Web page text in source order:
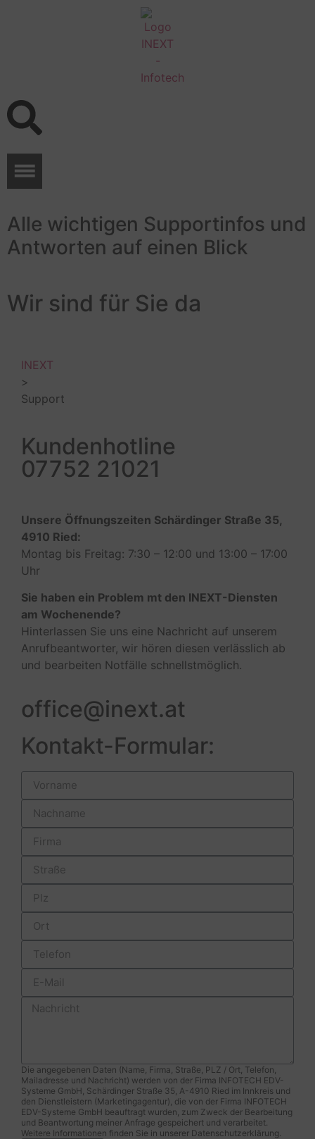
Alle wichtigen Supportinfos und
Antworten auf einen Blick
Wir sind für Sie da
INEXT
>
Support
Kundenhotline
07752 21021
Unsere Öffnungszeiten Schärdinger Straße 35,
4910 Ried:
Montag bis Freitag: 7:30 – 12:00 und 13:00 – 17:00
Uhr
Sie haben ein Problem mt den INEXT-Diensten
am Wochenende?
Hinterlassen Sie uns eine Nachricht auf unserem
Anrufbeantworter, wir hören diesen verlässlich ab
und bearbeiten Notfälle schnellstmöglich.
office@inext.at
Kontakt-Formular:
Die angegebenen Daten (Name, Firma, Straße, PLZ / Ort, Telefon,
Mailadresse und Nachricht) werden von der Firma INFOTECH EDV-
Systeme GmbH, Schärdinger Straße 35, A-4910 Ried im Innkreis und
den Dienstleistern (Marketingagentur), die von der Firma INFOTECH
EDV-Systeme GmbH beauftragt wurden, zum Zweck der Bearbeitung
und Beantwortung meiner Anfrage gespeichert und verarbeitet.
Weitere Informationen finden Sie in unserer Datenschutzerklärung.